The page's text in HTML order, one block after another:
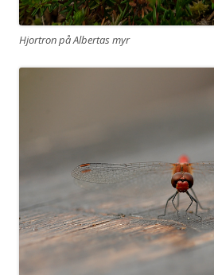
Hjortron på Albertas myr